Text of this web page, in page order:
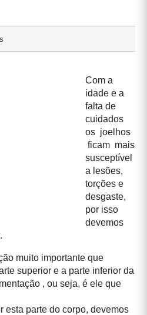
Com a
idade e a
falta de
cuidados
os joelhos
ficam mais
susceptível
a lesões,
torções e
desgaste,
por isso
devemos
muito importante que
superior e a parte inferior da
, ou seja, é ele que
esta parte do corpo, devemos